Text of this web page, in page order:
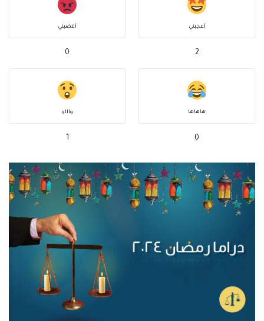
أعجبني
2
أغضبني
0
هاهاها
0
واااو
1